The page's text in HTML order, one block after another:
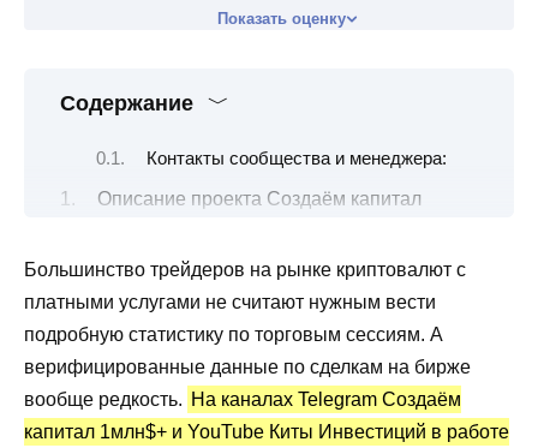
Показать оценку
Содержание
Контакты сообщества и менеджера:
Описание проекта Создаём капитал
Платные услуги
Трейдер Олег Факеев: статистика и
отзывы
Преимущества и недостатки
Большинство трейдеров на рынке криптовалют с
платными услугами не считают нужным вести
подробную статистику по торговым сессиям. А
верифицированные данные по сделкам на бирже
вообще редкость. На каналах Telegram Создаём
капитал 1млн$+ и YouTube Киты Инвестиций в работе